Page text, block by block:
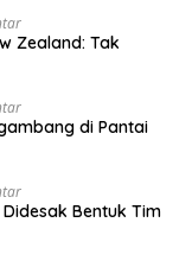
Zealand: Tak
di Pantai
Didesak Bentuk Tim